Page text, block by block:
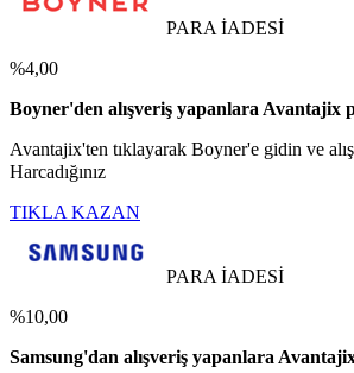
PARA İADESİ
%4,00
Boyner'den alışveriş yapanlara Avantajix
Avantajix'ten tıklayarak Boyner'e gidin ve
Harcadığınız
TIKLA KAZAN
PARA İADESİ
%10,00
Samsung'dan alışveriş yapanlara